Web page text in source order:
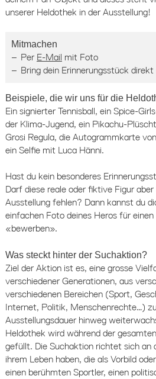
unserer Heldothek in der Ausstellung!
Mitmachen
Per E-Mail mit Foto
Bring dein Erinnerungsstück
Beispiele, die wir uns für die
Ein signierter Tennisball, ein Spice-
der Klima-Jugend, ein Pikachu-
Grosi Regula, die Autogrammkarte
ein Selfie mit Luca Hänni.
Hast du kein besonderes
Darf diese reale oder fiktive Figur
Ausstellung fehlen? Dann kannst du
einfachen Foto deines Heros für
«bewerben».
Was steckt hinter der Suchaktion?
Ziel der Aktion ist es, eine grosse
verschiedener Generationen, aus
verschiedenen Bereichen (Sport,
Internet, Politik, Menschenrechte…)
Ausstellungsdauer hinweg
Heldothek wird während der
gefüllt. Die Suchaktion richtet sich an
ihrem Leben haben, die als Vorbild
einen berühmten Sportler, einen